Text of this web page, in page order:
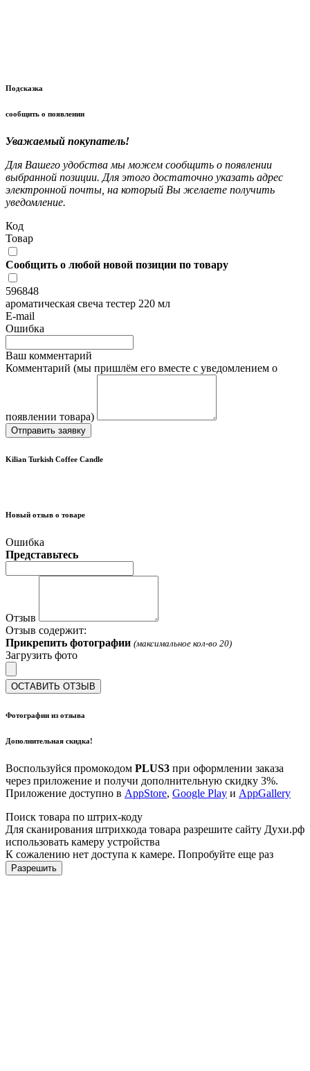
Подсказка
сообщить о появлении
Уважаемый покупатель!
Для Вашего удобства мы можем сообщить о появлении
выбранной позиции. Для этого достаточно указать адрес
электронной почты, на который Вы желаете получить
уведомление.
Код
Товар
Сообщить о любой новой позиции по товару
596848
ароматическая свеча тестер 220 мл
E-mail
Ошибка
Ваш комментарий
Комментарий (мы пришлём его вместе с уведомлением о
появлении товара)
Отправить заявку
Kilian Turkish Coffee Candle
Новый отзыв о товаре
Ошибка
Представьтесь
Отзыв
Отзыв содержит:
Прикрепить фотографии (максимальное кол-во 20)
Загрузить фото
ОСТАВИТЬ ОТЗЫВ
Фотографии из отзыва
Дополнительная скидка!
Воспользуйся промокодом PLUS3 при оформлении заказа
через приложение и получи дополнительную скидку 3%.
Приложение доступно в AppStore, Google Play и AppGallery
Поиск товара по штрих-коду
Для сканирования штрихкода товара разрешите сайту Духи.рф
использовать камеру устройства
К сожалению нет доступа к камере. Попробуйте еще раз
Разрешить